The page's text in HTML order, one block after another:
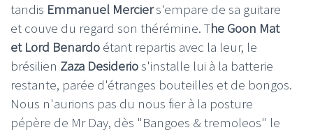
tandis Emmanuel Merciers'empare de sa guitare
et couve du regard son thérémine. The Goon Mat
et Lord Benardo étant repartis avec la leur, le
brésilien Zaza Desiderios'installe lui à la batterie
restante, parée d'étranges bouteilles et de bongos.
Nous n'aurions pas du nous fier à la posture
pépère de Mr Day, dès "Bangoes & tremoleos" le